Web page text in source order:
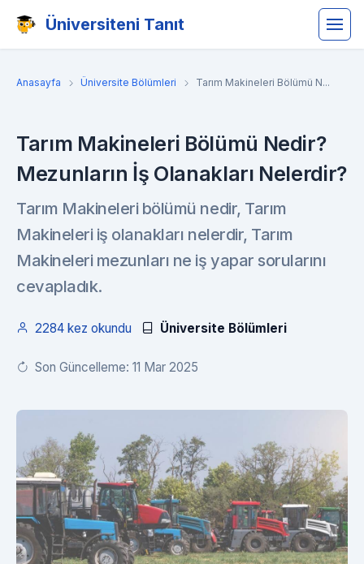
Üniversiteni Tanıt
Anasayfa Üniversite Bölümleri Tarım Makineleri Bölümü N...
Tarım Makineleri Bölümü Nedir?
Mezunların İş Olanakları Nelerdir?
Tarım Makineleri bölümü nedir, Tarım
Makineleri iş olanakları nelerdir, Tarım
Makineleri mezunları ne iş yapar sorularını
cevapladık.
2284 kez okundu Üniversite Bölümleri
Son Güncelleme: 11 Mar 2025